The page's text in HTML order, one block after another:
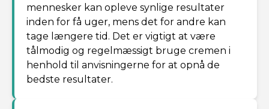
mennesker kan opleve synlige resultater
inden for få uger, mens det for andre kan
tage længere tid. Det er vigtigt at være
tålmodig og regelmæssigt bruge cremen i
henhold til anvisningerne for at opnå de
bedste resultater.